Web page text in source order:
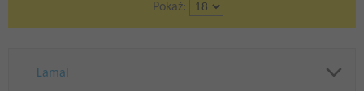
Pokaż:
Lamal